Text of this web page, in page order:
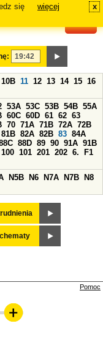
się
więcej x
10B 11 12 13 14 15 16
53A 53C 53B 54B 55A
60C 60D 61 62 63
70 71A 71B 72A 72B
81B 82A 82B 83 84A
88D 89 90 91A 91B
100 101 201 202 6.
F1
N5B N6 N7A N7B
N8
Pomoc